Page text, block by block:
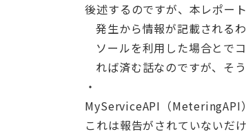
後述するのですが、本レポー
発生から情報が記載される
ソールを利用した場合とで
れば済む話なのですが、そ
MyServiceAPI（MeteringAPI
これは報告がされていないだ